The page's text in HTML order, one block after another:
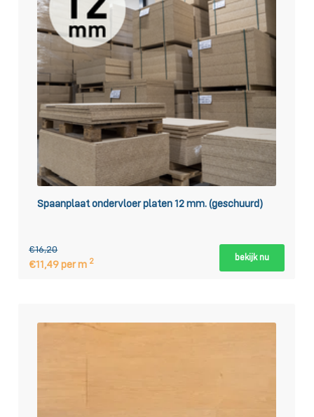
Spaanplaat ondervloer platen 12 mm. (geschuurd)
€16,20
€11,49 per m 2 bekijk nu